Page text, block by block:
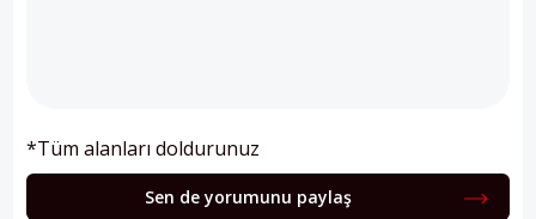
*Tüm alanları doldurunuz
Sen de yorumunu paylaş